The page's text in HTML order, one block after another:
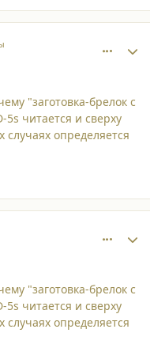
"заготовка-брелок с
читается и сверху
случаях определяется
"заготовка-брелок с
читается и сверху
случаях определяется